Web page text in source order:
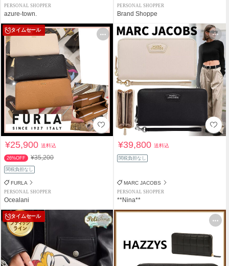
PERSONAL SHOPPER
azure-town.
PERSONAL SHOPPER
Brand Shoppe
タイムセール
¥25,900送料込
26%OFF ¥35,200
関税負担なし
FURLA
PERSONAL SHOPPER
Ocealani
¥39,800送料込
関税負担なし
MARC JACOBS
PERSONAL SHOPPER
**Nina**
タイムセール